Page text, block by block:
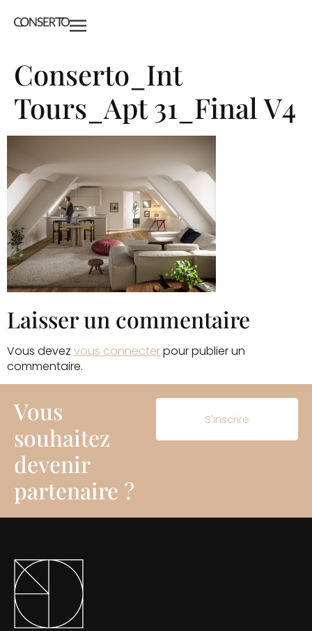
Conserto_Int
Tours_Apt 31_Final V4
Laisser un commentaire
Vous devez vous connecterpour publier un
commentaire.
Vous
souhaitez
devenir
partenaire ?
S'inscrire